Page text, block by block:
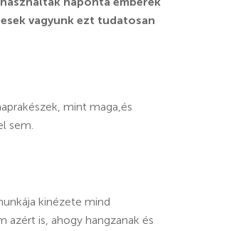
vagyunk ezt tudatosan
mint maga,és
sem.
kinézete mind
azért is, ahogy hangzanak és